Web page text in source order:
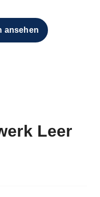
ansehen
Leer